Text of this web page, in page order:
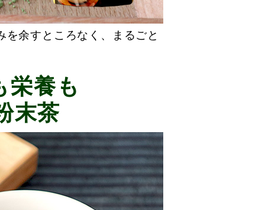
余すところなく、まるごと
養も
末茶